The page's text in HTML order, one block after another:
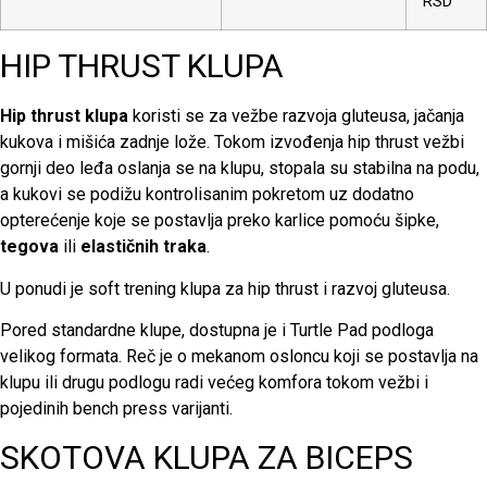
HIP THRUST KLUPA
Hip thrust klupa koristi se za vežbe razvoja gluteusa, jačanja
kukova i mišića zadnje lože. Tokom izvođenja hip thrust vežbi
gornji deo leđa oslanja se na klupu, stopala su stabilna na podu,
a kukovi se podižu kontrolisanim pokretom uz dodatno
opterećenje koje se postavlja preko karlice pomoću šipke,
tegova ili elastičnih traka.
U ponudi je soft trening klupa za hip thrust i razvoj gluteusa.
Pored standardne klupe, dostupna je i Turtle Pad podloga
velikog formata. Reč je o mekanom osloncu koji se postavlja na
klupu ili drugu podlogu radi većeg komfora tokom vežbi i
pojedinih bench press varijanti.
SKOTOVA KLUPA ZA BICEPS